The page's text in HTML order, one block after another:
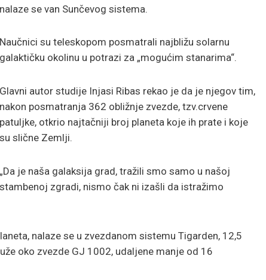
nalaze se van Sunčevog sistema.
Naučnici su teleskopom posmatrali najbližu solarnu
galaktičku okolinu u potrazi za „mogućim stanarima“.
Glavni autor studije Injasi Ribas rekao je da je njegov tim,
nakon posmatranja 362 obližnje zvezde, tzv.crvene
patuljke, otkrio najtačniji broj planeta koje ih prate i koje
su slične Zemlji.
„Da je naša galaksija grad, tražili smo samo u našoj
stambenoj zgradi, nismo čak ni izašli da istražimo
nalaze se u zvezdanom sistemu Tigarden, 12,5
oko zvezde GJ 1002, udaljene manje od 16